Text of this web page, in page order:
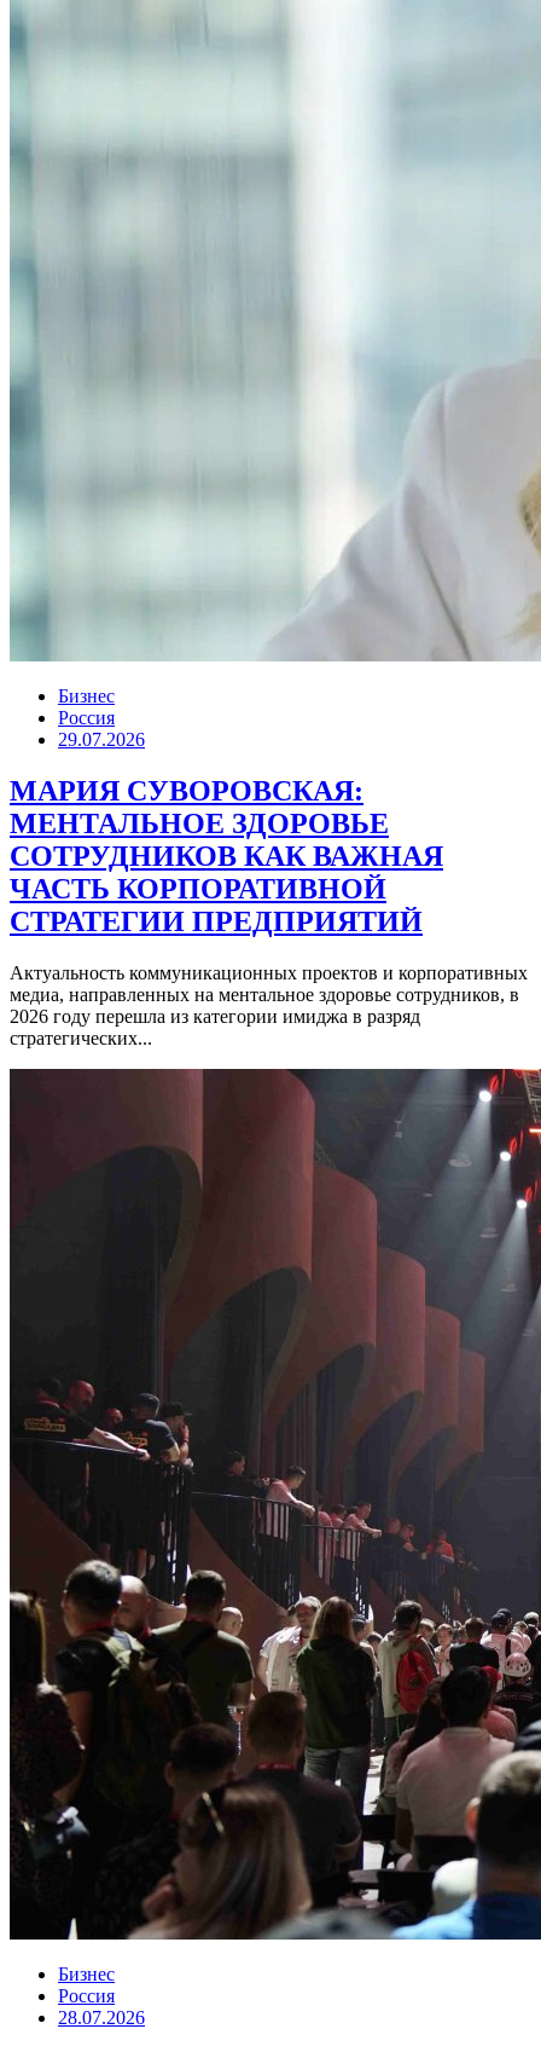
Бизнес
Россия
29.07.2026
МАРИЯ СУВОРОВСКАЯ:
МЕНТАЛЬНОЕ ЗДОРОВЬЕ
СОТРУДНИКОВ КАК ВАЖНАЯ
ЧАСТЬ КОРПОРАТИВНОЙ
СТРАТЕГИИ ПРЕДПРИЯТИЙ
Актуальность коммуникационных проектов и корпоративных
медиа, направленных на ментальное здоровье сотрудников, в
2026 году перешла из категории имиджа в разряд
стратегических...
Бизнес
Россия
28.07.2026